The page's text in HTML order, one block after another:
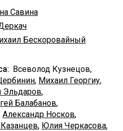
Савина
Бескоровайный
Всеволод Кузнецов,
, Михаил Георгиу,
Эльдаров,
Балабанов,
Александр Носков,
, Юлия Черкасова,